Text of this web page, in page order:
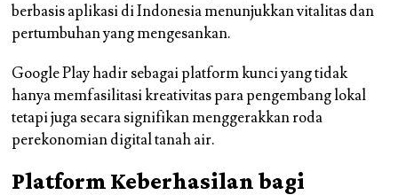
berbasis aplikasi di Indonesia menunjukkan vitalitas dan
pertumbuhan yang mengesankan.
Google Play hadir sebagai platform kunci yang tidak
hanya memfasilitasi kreativitas para pengembang lokal
tetapi juga secara signifikan menggerakkan roda
perekonomian digital tanah air.
Platform Keberhasilan bagi